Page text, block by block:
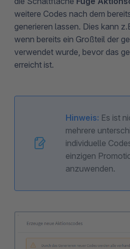
weitere Codes nach dem
generieren lassen. Dies kann
wenn bereits ein Großteil der
verwendet wurde, bevor das
erreicht ist.
Hinweis: Es ist
mehrere
individuelle
einzigen
anzuwenden.